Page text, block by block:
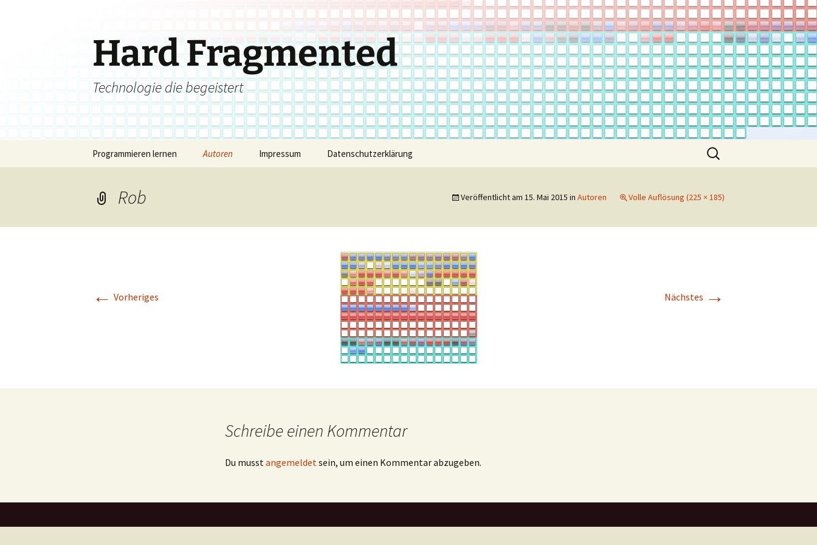
Hard Fragmented
Technologie die begeistert
Programmieren lernen Autoren Impressum Datenschutzerklärung
Suchen
nach:
Rob Veröffentlicht am 15. Mai 2015 in Autoren Volle Auflösung (225 × 185)
← Vorheriges Nächstes →
Schreibe einen Kommentar
Du musstangemeldetsein, um einen Kommentar abzugeben.